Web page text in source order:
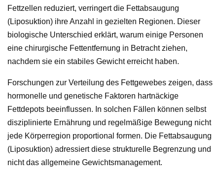
Fettzellen reduziert, verringert die Fettabsaugung
(Liposuktion) ihre Anzahl in gezielten Regionen. Dieser
biologische Unterschied erklärt, warum einige Personen
eine chirurgische Fettentfernung in Betracht ziehen,
nachdem sie ein stabiles Gewicht erreicht haben.
Forschungen zur Verteilung des Fettgewebes zeigen, dass
hormonelle und genetische Faktoren hartnäckige
Fettdepots beeinflussen. In solchen Fällen können selbst
disziplinierte Ernährung und regelmäßige Bewegung nicht
jede Körperregion proportional formen. Die Fettabsaugung
(Liposuktion) adressiert diese strukturelle Begrenzung und
nicht das allgemeine Gewichtsmanagement.